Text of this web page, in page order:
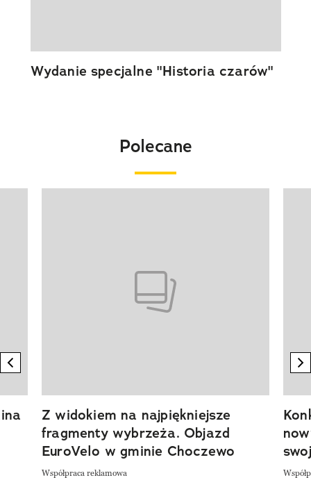
Wydanie specjalne "Historia czarów"
Polecane
previous element
Z widokiem na najpiękniejsze
fragmenty wybrzeża. Objazd
EuroVelo w gminie Choczewo
Współpraca reklamowa